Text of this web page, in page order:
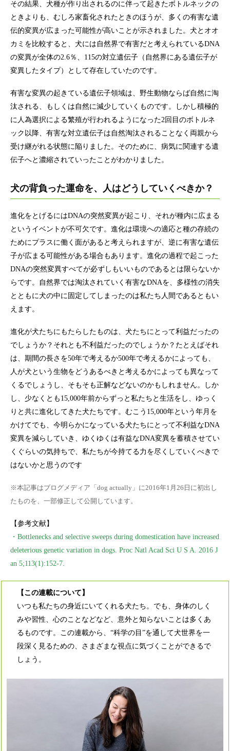
その結果、犬種が作り出されるのに伴って起きたボトルネックの
ときよりも、むしろ家畜化されたときのほうが、多くの有害な遺
伝的変異が広まった可能性が高いことが示されました。犬とオオ
カミを比較すると、犬には自然界で有害だと考えられているDNA
の変異が全体の2.6％、115の対立遺伝子（自然界にある遺伝子が
変異したタイプ）として存在していたのです。
有害な変異の起きている遺伝子領域は、野生動物ならば自然に淘
汰される、もしくは自然に減少していくものです。しかし積極的
に人為選択による繁殖が行われるようになった2回目のボトルネ
ック以降、有害な対立遺伝子は自然淘汰されることなく両親から
受け継がれる状態に陥りました。そのために、病気に関連する遺
伝子へと濃縮されていったことがわかりました。
犬の背負った運命を、人はどうしていくべきか？
進化をとげるにはDNAの突然変異が起こり、それが種内に広まる
というイベントが不可欠です。進化は環境への適応と種の存続の
ためにプラスに働く面があると考えられますが、逆に有害な遺伝
子が広まる可能性がある場合もあります。進化の過程で起こった
DNAの突然変異すべてが必ずしもいいものであるとは限らないか
らです。自然界では淘汰されていく有害なDNAを、多様性の消失
とともに犬の中に固定してしまったのは私たち人間であるともい
えます。
進化が犬たちにもたらしたものは、犬たちにとって利益だったの
でしょうか？それとも不利益だったのでしょうか？たとえばそれ
は、期間の長さを50年で考えるか500年で考えるかによっても、
人が犬という生物をどうあるべきと考えるかによっても異なって
くるでしょうし、そもそも正解などないのかもしれません。しか
し、少なくとも15,000年前からずっと私たちと生活をし、ゆっく
りと共に進化してきた犬たちです。むこう15,000年という年月を
かけてでも、今明らかになっている犬たちにとって不利益なDNA
変異を減らしていき、ゆくゆくは有益なDNA変異を蓄積させてい
くぐらいの気持ちで、私たちが今持てる力を尽くしていくべきで
はないかと思うのです
※本記事はブログメディア「dog actually」に2016年1月26日に初出し
たものを、一部修正して公開しています。
【参考文献】
・Bottlenecks and selective sweeps during domestication have increased
deleterious genetic variation in dogs. Proc Natl Acad Sci U S A. 2016 J
an 5;113(1):152-7.
【この連載について】
いつも私たちの身近にいてくれる犬たち。でも、身体のしく
みや習性、心のことなどなど、意外と知らないことは多くあ
るものです。この連載から、“科学の目”を通して犬世界を一
段深く見るための、さまざまな視点に気づくことができるで
しょう。